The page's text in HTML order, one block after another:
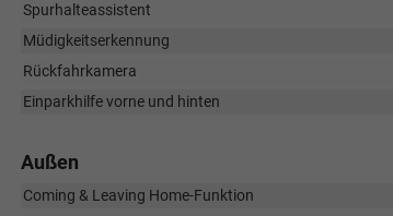
Spurhalteassistent
Müdigkeitserkennung
Rückfahrkamera
Einparkhilfe vorne und hinten
Außen
Coming & Leaving Home-Funktion